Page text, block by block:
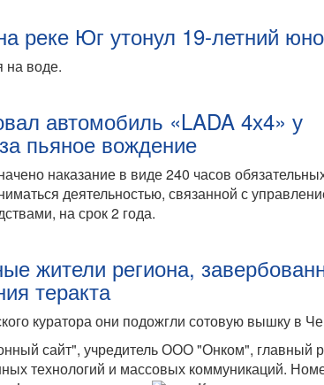
реке Юг утонул 19-летний
на воде.
автомобиль «LADA 4х4» у
пьяное вождение
наказание в виде 240 часов
деятельностью, связанной с
на срок 2 года.
жители региона,
теракта
куратора они подожгли сотовую вышку в
сайт", учредитель ООО "Онком", главный
технологий и массовых коммуникаций.